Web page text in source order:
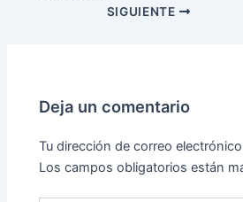
SIGUIENTE
Deja un comentario
Tu dirección de correo
Los campos obligatorios están